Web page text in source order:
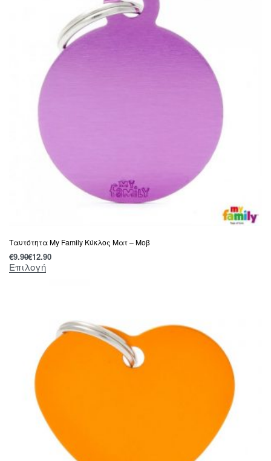
Ταυτότητα My Family Κύκλος Ματ – Μοβ
€9.90€12.90
Επιλογή